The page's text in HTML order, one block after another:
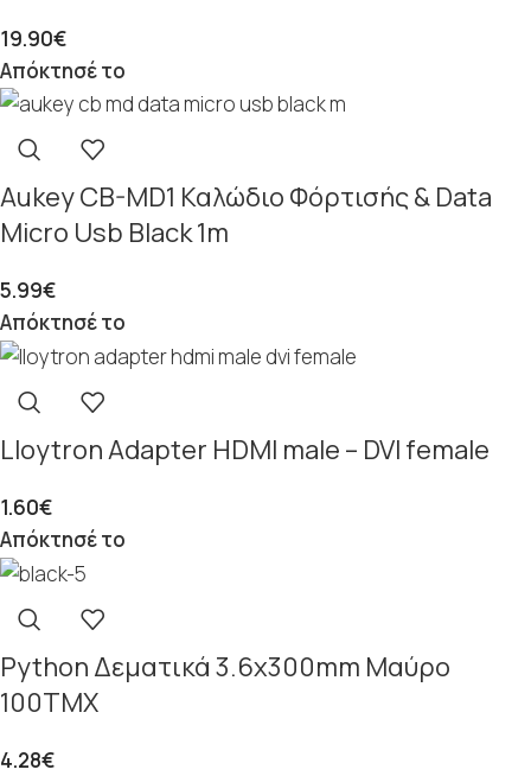
19.90€
Απόκτησέ το
Aukey CB-MD1 Καλώδιο Φόρτισής & Data
Micro Usb Black 1m
5.99€
Απόκτησέ το
Lloytron Adapter HDMI male – DVI female
1.60€
Απόκτησέ το
Python Δεματικά 3.6x300mm Μαύρο
100ΤΜΧ
4.28€